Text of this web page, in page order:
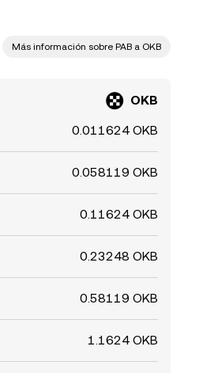
Más información sobre PAB a OKB
OKB
0.011624 OKB
0.058119 OKB
0.11624 OKB
0.23248 OKB
0.58119 OKB
1.1624 OKB